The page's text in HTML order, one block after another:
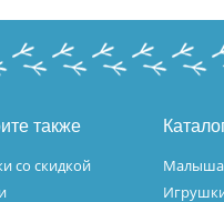
также
со скидкой